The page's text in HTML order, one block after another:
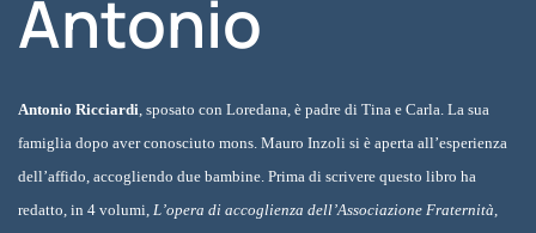
Antonio
Antonio Ricciardi, sposato con Loredana, è padre di Tina e Carla. La sua
famiglia dopo aver conosciuto mons. Mauro Inzoli si è aperta all’esperienza
dell’affido, accogliendo due bambine. Prima di scrivere questo libro ha
redatto, in 4 volumi, L’opera di accoglienza dell’Associazione Fraternità,